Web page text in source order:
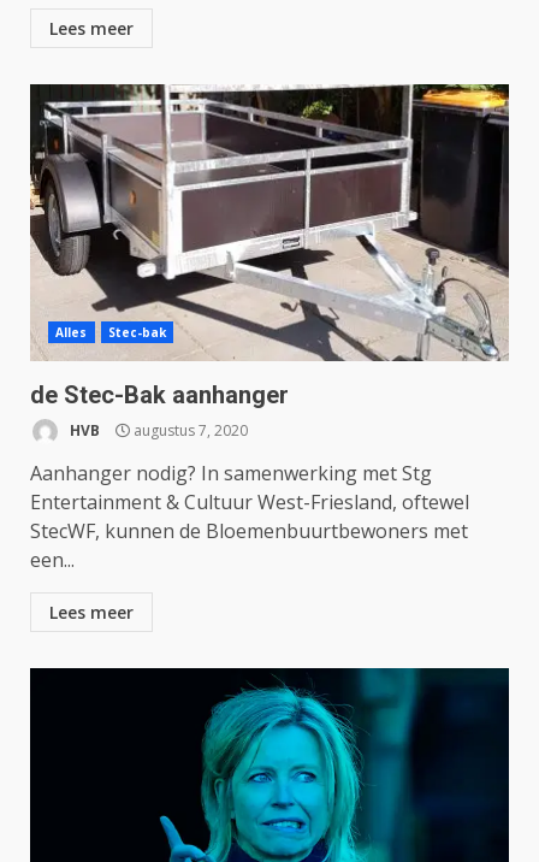
Lees meer
Alles Stec-bak
de Stec-Bak aanhanger
HVB augustus 7, 2020
Aanhanger nodig? In samenwerking met Stg
Entertainment & Cultuur West-Friesland, oftewel
StecWF, kunnen de Bloemenbuurtbewoners met
een...
Lees meer